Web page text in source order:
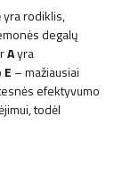
yra rodiklis,
degalų
Ayra
E – mažiausiai
efektyvumo
todėl